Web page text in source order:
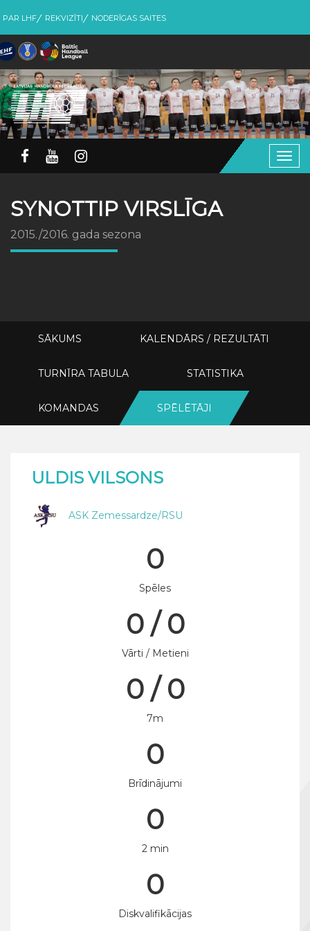
PAR LHF REKVIZĪTI NODERĪGAS SAITES
SYNOTTIP VIRSLĪGA
2015./2016. gada sezona
SĀKUMS KALENDĀRS / REZULTĀTI
TURNĪRA TABULA STATISTIKA
KOMANDAS SPĒLĒTĀJI
ULDIS VILSONS
ASK Zemessardze/RSU
0
Spēles
0 / 0
Vārti / Metieni
0 / 0
7m
0
Brīdinājumi
0
2 min
0
Diskvalifikācijas